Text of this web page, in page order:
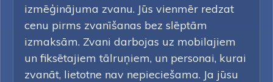
izmēģinājuma zvanu. Jūs vienmēr redzat
cenu pirms zvanīšanas bez slēptām
izmaksām. Zvani darbojas uz mobilajiem
un fiksētajiem tālruņiem, un personai, kurai
zvanāt, lietotne nav nepieciešama. Ja jūsu